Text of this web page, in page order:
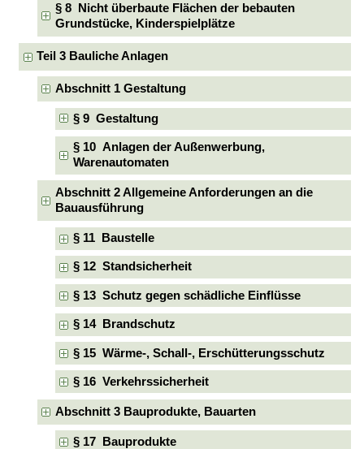
§ 8 Nicht überbaute Flächen der bebauten
Grundstücke, Kinderspielplätze
Teil 3 Bauliche Anlagen
Abschnitt 1 Gestaltung
§ 9 Gestaltung
§ 10 Anlagen der Außenwerbung,
Warenautomaten
Abschnitt 2 Allgemeine Anforderungen an die
Bauausführung
§ 11 Baustelle
§ 12 Standsicherheit
§ 13 Schutz gegen schädliche Einflüsse
§ 14 Brandschutz
§ 15 Wärme-, Schall-, Erschütterungsschutz
§ 16 Verkehrssicherheit
Abschnitt 3 Bauprodukte, Bauarten
§ 17 Bauprodukte